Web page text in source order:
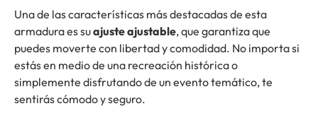
Una de las características más destacadas de esta
armadura es suajuste ajustable, que garantiza que
puedes moverte con libertad y comodidad. No importa si
estás en medio de una recreación histórica o
simplemente disfrutando de un evento temático, te
sentirás cómodo y seguro.